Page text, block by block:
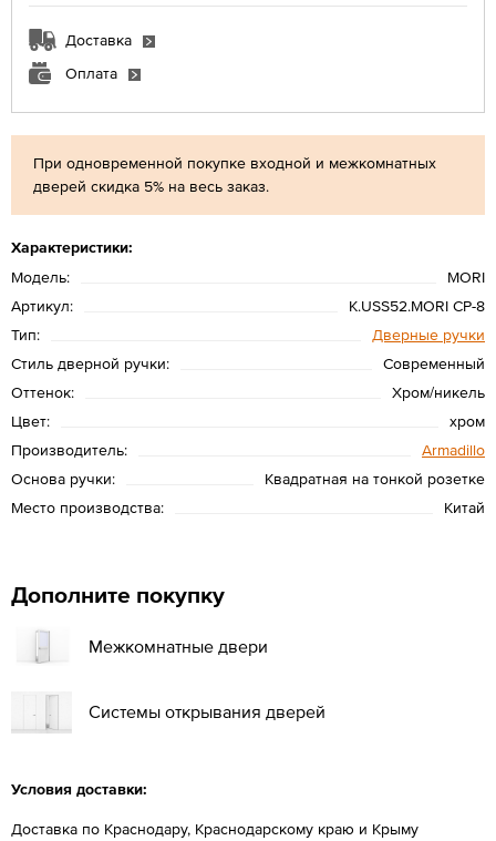
При одновременной покупке входной и межкомнатных
дверей скидка 5% на весь заказ.
Характеристики:
Модель:
MORI
Артикул:
K.USS52.MORI CP-8
Тип:
Дверные ручки
Стиль дверной ручки:
Современный
Оттенок:
Хром/никель
Цвет:
хром
Производитель:
Armadillo
Основа ручки:
Квадратная на тонкой розетке
Место производства:
Китай
Доставка
Оплата
Дополните покупку
Межкомнатные двери
Системы открывания дверей
Условия доставки:
Доставка по Краснодару, Краснодарскому краю и Крыму